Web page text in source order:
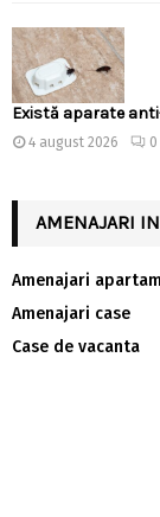
Există aparate
4 august 2026 0
AMENAJARI
Amenajari
Amenajari case
Case de vacanta